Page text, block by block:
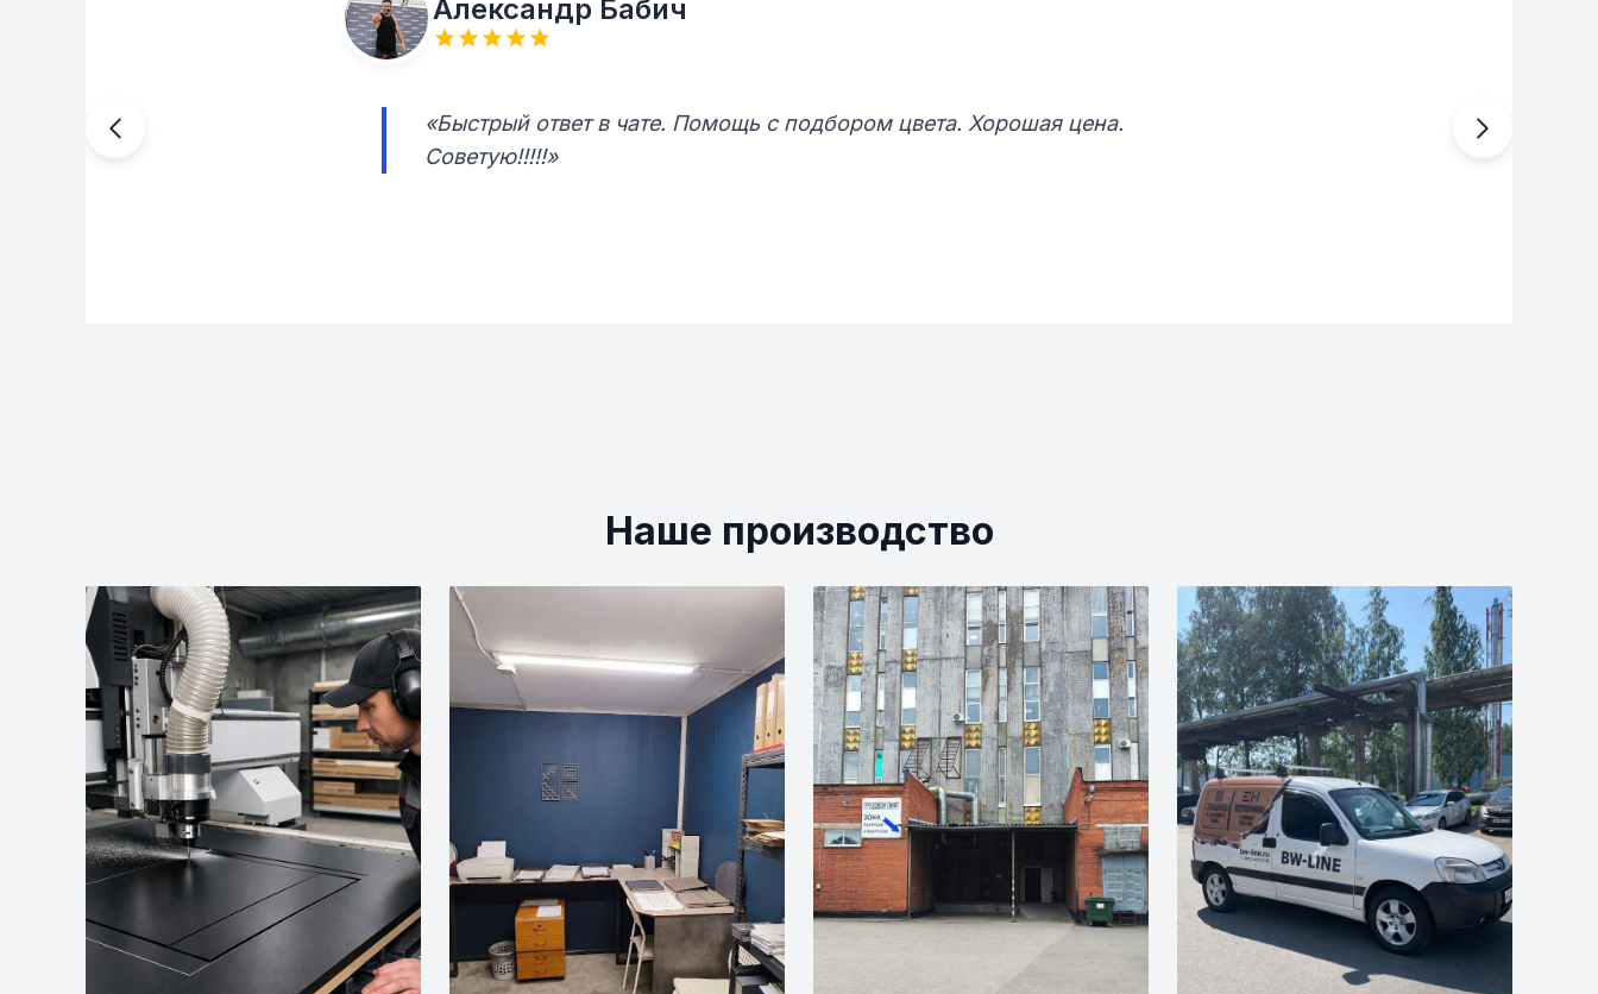
Александр Бабич
«Быстрый ответ в чате. Помощь с подбором цвета. Хорошая цена.
Советую!!!!!»
Наше производство